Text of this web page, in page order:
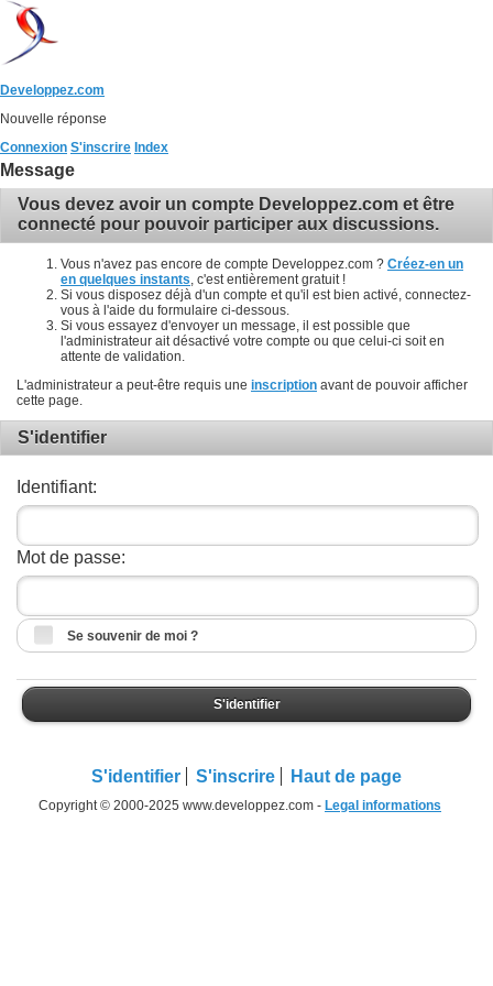
Developpez.com
Nouvelle réponse
Connexion S'inscrire Index
Message
Vous devez avoir un compte Developpez.com et être
connecté pour pouvoir participer aux discussions.
Vous n'avez pas encore de compte Developpez.com ? Créez-en un
en quelques instants , c'est entièrement gratuit !
Si vous disposez déjà d'un compte et qu'il est bien activé, connectez-
vous à l'aide du formulaire ci-dessous.
Si vous essayez d'envoyer un message, il est possible que
l'administrateur ait désactivé votre compte ou que celui-ci soit en
attente de validation.
L'administrateur a peut-être requis une inscription avant de pouvoir afficher
cette page.
S'identifier
Identifiant:
Mot de passe:
Se souvenir de moi ?
S'identifier
S'identifier S'inscrire Haut de page
Copyright © 2000-2025 www.developpez.com - Legal informations